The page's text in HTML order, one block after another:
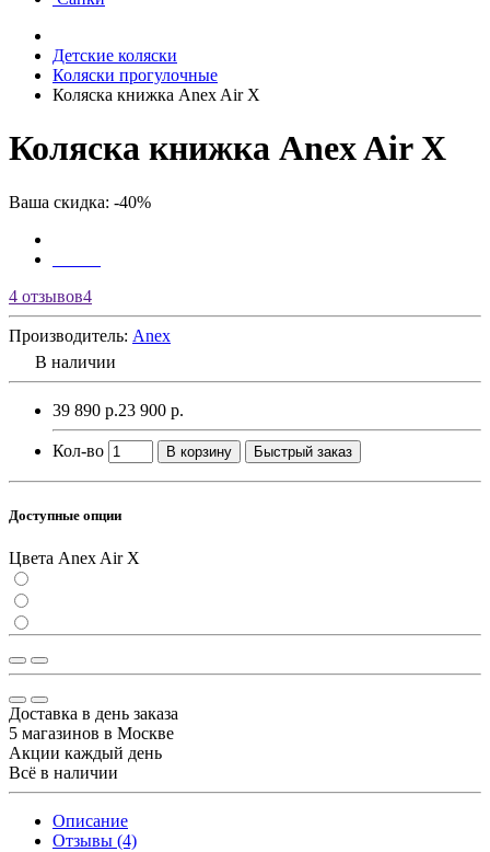
Детские коляски
Коляски прогулочные
Коляска книжка Anex Air X
Коляска книжка Anex Air X
Ваша скидка: -40%
4 отзывов4
Производитель: Anex
В наличии
39 890 р.23 900 р.
Кол-во В корзину Быстрый заказ
Доступные опции
Цвета Anex Air X
Доставка в день заказа
5 магазинов в Москве
Акции каждый день
Всё в наличии
Описание
Отзывы (4)